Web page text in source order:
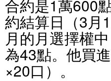
合約是1萬600
約結算日（3月
月的月選擇權
為43點。他買
×20口）。